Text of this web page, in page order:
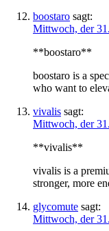
boostaro sagt:
Mittwoch, der
**boostaro**
boostaro is a
who want to
vivalis sagt:
Mittwoch, der
**vivalis**
vivalis is a
stronger, more
glycomute sagt:
Mittwoch, der